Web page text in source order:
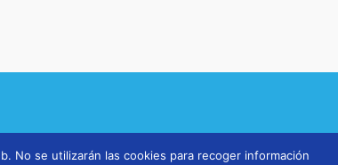
No se utilizarán las cookies para recoger información